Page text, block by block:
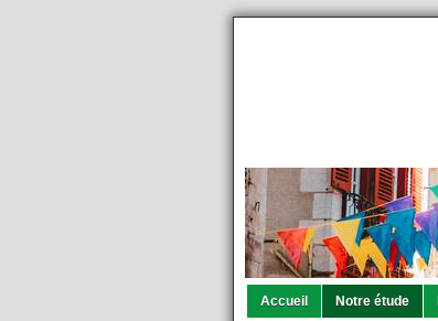
Accueil Notre étude